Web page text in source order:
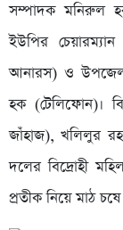
সম্পাদক মনিরুল
ইউপির
আনারস) ও
হক (টেলিফোন)।
জাঁহাজ), খলিলুর
দলের বিদ্রোহী
প্রতীক নিয়ে মাঠ চষে